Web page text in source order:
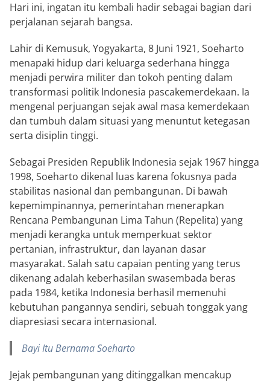
Hari ini, ingatan itu kembali hadir sebagai bagian dari
perjalanan sejarah bangsa.
Lahir di Kemusuk, Yogyakarta, 8 Juni 1921, Soeharto
menapaki hidup dari keluarga sederhana hingga
menjadi perwira militer dan tokoh penting dalam
transformasi politik Indonesia pascakemerdekaan. Ia
mengenal perjuangan sejak awal masa kemerdekaan
dan tumbuh dalam situasi yang menuntut ketegasan
serta disiplin tinggi.
Sebagai Presiden Republik Indonesia sejak 1967 hingga
1998, Soeharto dikenal luas karena fokusnya pada
stabilitas nasional dan pembangunan. Di bawah
kepemimpinannya, pemerintahan menerapkan
Rencana Pembangunan Lima Tahun (Repelita) yang
menjadi kerangka untuk memperkuat sektor
pertanian, infrastruktur, dan layanan dasar
masyarakat. Salah satu capaian penting yang terus
dikenang adalah keberhasilan swasembada beras
pada 1984, ketika Indonesia berhasil memenuhi
kebutuhan pangannya sendiri, sebuah tonggak yang
diapresiasi secara internasional.
Bayi Itu Bernama Soeharto
Jejak pembangunan yang ditinggalkan mencakup